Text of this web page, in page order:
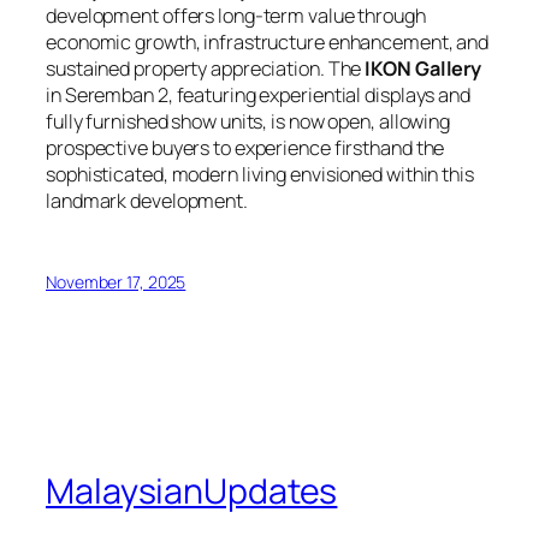
development offers long-term value through
economic growth, infrastructure enhancement, and
sustained property appreciation. TheIKON Gallery
in Seremban 2, featuring experiential displays and
fully furnished show units, is now open, allowing
prospective buyers to experience firsthand the
sophisticated, modern living envisioned within this
landmark development.
November 17, 2025
MalaysianUpdates